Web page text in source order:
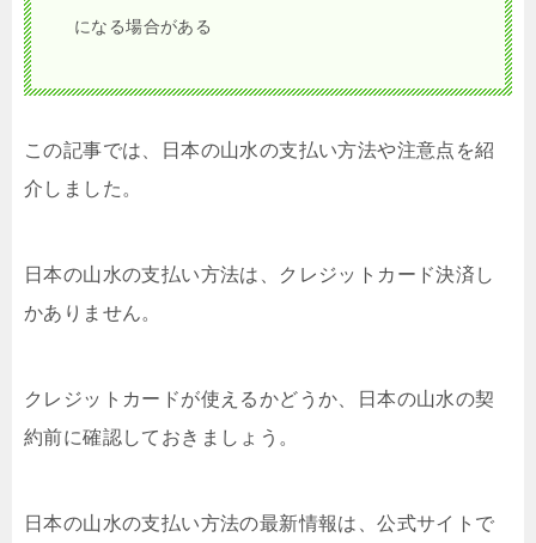
になる場合がある
この記事では、日本の山水の支払い方法や注意点を紹
介しました。
日本の山水の支払い方法は、クレジットカード決済し
かありません。
クレジットカードが使えるかどうか、日本の山水の契
約前に確認しておきましょう。
日本の山水の支払い方法の最新情報は、公式サイトで